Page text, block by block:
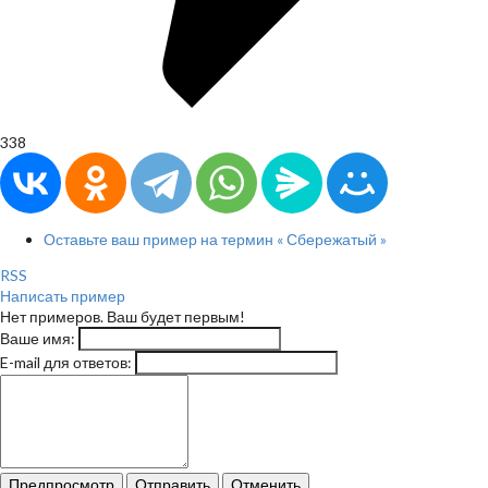
338
Оставьте ваш пример на термин « Сбережатый »
RSS
Написать пример
Нет примеров. Ваш будет первым!
Ваше имя:
E-mail для ответов: